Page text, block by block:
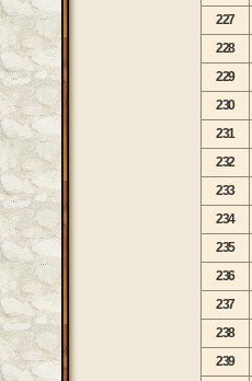
227
228
229
230
231
232
233
234
235
236
237
238
239